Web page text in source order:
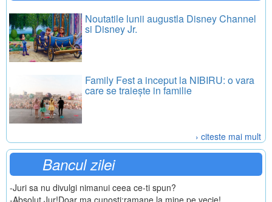
Noutatile lunii augustla Disney Channel
si Disney Jr.
Family Fest a inceput la NIBIRU: o vara
care se traiește in familie
› citeste mai mult
Bancul zilei
-Juri sa nu divulgi nimanui ceea ce-ti spun?
-Absolut.Jur!Doar ma cunosti:ramane la mine pe vecie!